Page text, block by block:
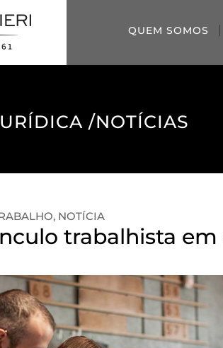
QUEM SOMOS
/NOTÍCIAS
, NOTÍCIA
trabalhista